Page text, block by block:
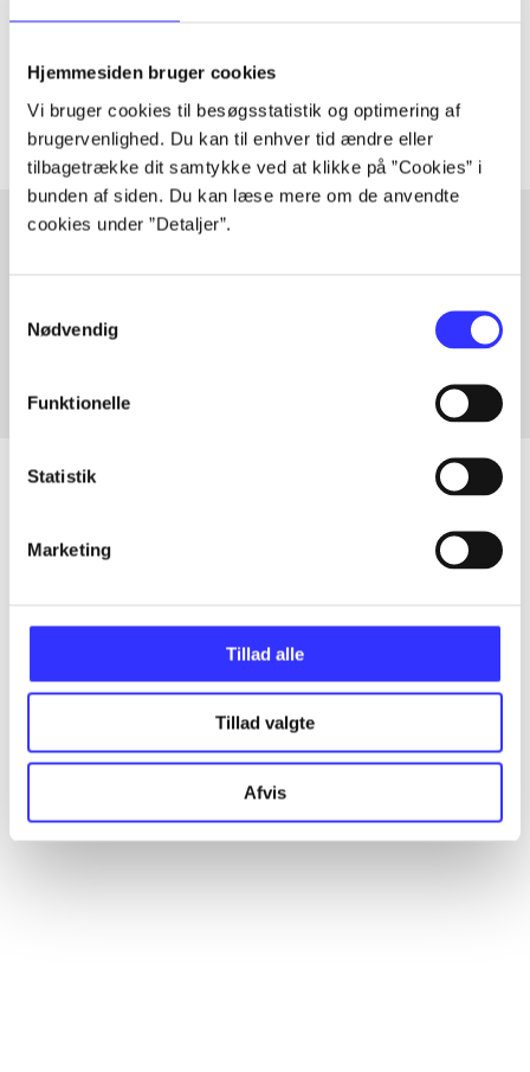
Hjemmesiden bruger cookies
Vi bruger cookies til besøgsstatistik og optimering af
brugervenlighed. Du kan til enhver tid ændre eller
tilbagetrække dit samtykke ved at klikke på ”Cookies” i
bunden af siden. Du kan læse mere om de anvendte
cookies under ”Detaljer”.
Nødvendig
Funktionelle
Statistik
Marketing
Tillad alle
Tillad valgte
Afvis
Artiklerne i handler ofte om
Fra
Artikler